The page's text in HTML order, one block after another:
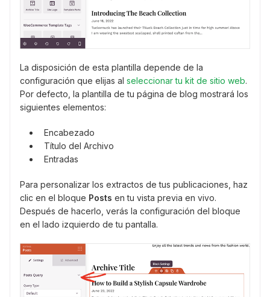
La disposición de esta plantilla depende de la
configuración que elijas al seleccionar tu kit de sitio web.
Por defecto, la plantilla de tu página de blog mostrará los
siguientes elementos:
Encabezado
Título del Archivo
Entradas
Para personalizar los extractos de tus publicaciones, haz
clic en el bloque Posts en tu vista previa en vivo.
Después de hacerlo, verás la configuración del bloque
en el lado izquierdo de tu pantalla.